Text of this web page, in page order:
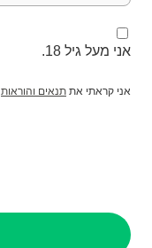
אני מעל גיל 18.
אני קראתי את תנאים והוראות